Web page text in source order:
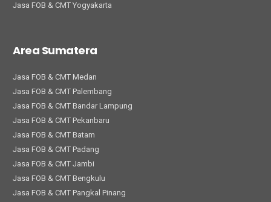
Jasa FOB & CMT Yogyakarta
Area Sumatera
Jasa FOB & CMT Medan
Jasa FOB & CMT Palembang
Jasa FOB & CMT Bandar Lampung
Jasa FOB & CMT Pekanbaru
Jasa FOB & CMT Batam
Jasa FOB & CMT Padang
Jasa FOB & CMT Jambi
Jasa FOB & CMT Bengkulu
Jasa FOB & CMT Pangkal Pinang